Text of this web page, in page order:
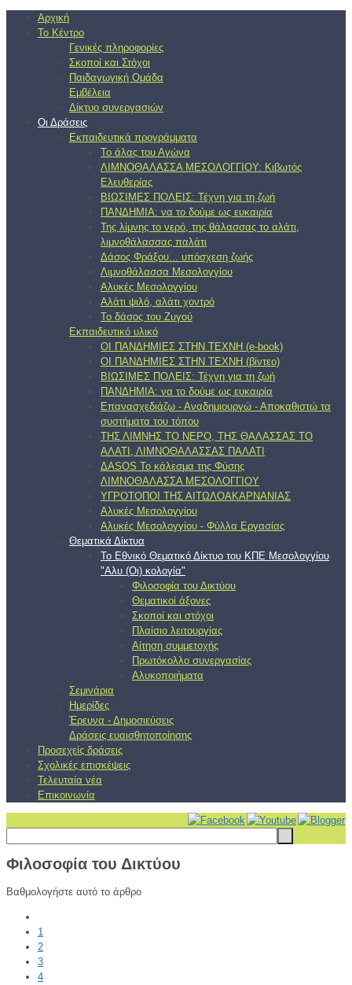
Αρχική
Το Κέντρο
Γενικές πληροφορίες
Σκοποί και Στόχοι
Παιδαγωγική Ομάδα
Εμβέλεια
Δίκτυο συνεργασιών
Οι Δράσεις
Εκπαιδευτικά προγράμματα
Το άλας του Αγώνα
ΛΙΜΝΟΘΑΛΑΣΣΑ ΜΕΣΟΛΟΓΓΙΟΥ: Κιβωτός
Ελευθερίας
ΒΙΩΣΙΜΕΣ ΠΟΛΕΙΣ: Τέχνη για τη ζωή
ΠΑΝΔΗΜΙΑ: να το δούμε ως ευκαιρία
Της λίμνης το νερό, της θάλασσας το αλάτι,
λιμνοθάλασσας παλάτι
Δάσος Φράξου... υπόσχεση ζωής
Λιμνοθάλασσα Μεσολογγίου
Αλυκές Μεσολογγίου
Αλάτι ψιλό, αλάτι χοντρό
Το δάσος του Ζυγού
Εκπαιδευτικό υλικό
ΟΙ ΠΑΝΔΗΜΙΕΣ ΣΤΗΝ ΤΕΧΝΗ (e-book)
ΟΙ ΠΑΝΔΗΜΙΕΣ ΣΤΗΝ ΤΕΧΝΗ (βίντεο)
ΒΙΩΣΙΜΕΣ ΠΟΛΕΙΣ: Τέχνη για τη ζωή
ΠΑΝΔΗΜΙΑ: να το δούμε ως ευκαιρία
Επανασχεδιάζω - Αναδημιουργώ - Αποκαθιστώ τα
συστήματα του τόπου
ΤΗΣ ΛΙΜΝΗΣ ΤΟ ΝΕΡΟ, ΤΗΣ ΘΑΛΑΣΣΑΣ ΤΟ
ΑΛΑΤΙ, ΛΙΜΝΟΘΑΛΑΣΣΑΣ ΠΑΛΑΤΙ
ΔΑSOS Το κάλεσμα της Φύσης
ΛΙΜΝΟΘΑΛΑΣΣΑ ΜΕΣΟΛΟΓΓΙΟΥ
ΥΓΡΟΤΟΠΟΙ ΤΗΣ ΑΙΤΩΛΟΑΚΑΡΝΑΝΙΑΣ
Αλυκές Μεσολογγίου
Αλυκές Μεσολογγίου - Φύλλα Εργασίας
Θεματικά Δίκτυα
Το Εθνικό Θεματικό Δίκτυο του ΚΠΕ Μεσολογγίου
"Αλυ (Oι) κολογία"
Φιλοσοφία του Δικτύου
Θεματικοί άξονες
Σκοποί και στόχοι
Πλαίσιο λειτουργίας
Αίτηση συμμετοχής
Πρωτόκολλο συνεργασίας
Αλυκοποιήματα
Σεμινάρια
Ημερίδες
Έρευνα - Δημοσιεύσεις
Δράσεις ευαισθητοποίησης
Προσεχείς δράσεις
Σχολικές επισκέψεις
Τελευταία νέα
Επικοινωνία
Φιλοσοφία του Δικτύου
Βαθμολογήστε αυτό το άρθρο
1
2
3
4